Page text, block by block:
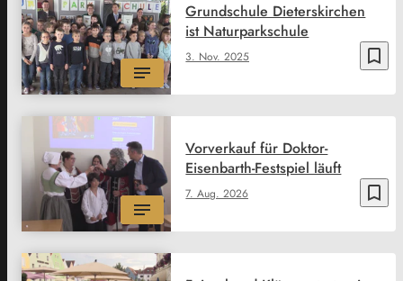
bookmark_border
3. Nov. 2025
Grundschule Dieterskirchen
ist Naturparkschule
bookmark_border
7. Aug. 2026
Vorverkauf für Doktor-
Eisenbarth-Festspiel läuft